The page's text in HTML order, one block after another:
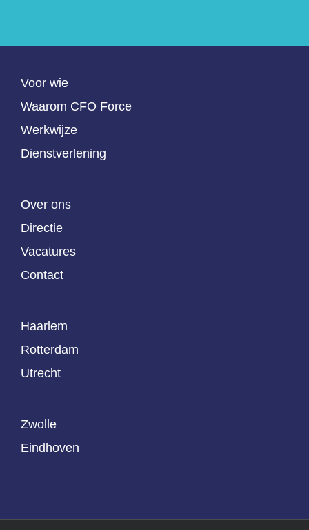
Voor wie
Waarom CFO Force
Werkwijze
Dienstverlening
Over ons
Directie
Vacatures
Contact
Haarlem
Rotterdam
Utrecht
Zwolle
Eindhoven